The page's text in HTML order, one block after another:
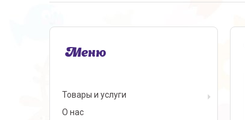
Товары и услуги
О нас